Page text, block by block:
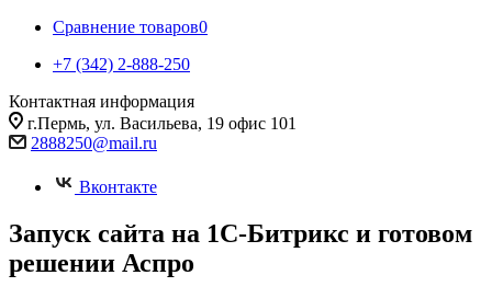
Сравнение товаров0
+7 (342) 2-888-250
Контактная информация
г.Пермь, ул. Васильева, 19 офис 101
2888250@mail.ru
Вконтакте
Запуск сайта на 1С-Битрикс и готовом
решении Аспро